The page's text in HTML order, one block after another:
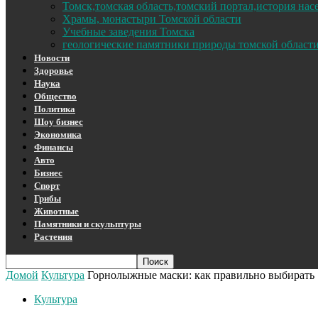
Томск,томская область,томский портал,история
Храмы, монастыри Томской области
Учебные заведения Томска
геологические памятники природы томской области
Новости
Здоровье
Наука
Общество
Политика
Шоу бизнес
Экономика
Финансы
Авто
Бизнес
Спорт
Грибы
Животные
Памятники и скульптуры
Растения
Домой Культура Горнолыжные маски: как правильно выбирать
Культура